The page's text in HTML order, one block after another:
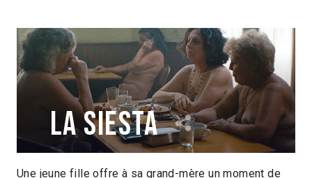
La Siesta
Une jeune fille offre à sa grand-mère un moment de